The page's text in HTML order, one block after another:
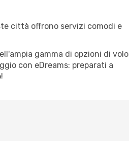
città offrono servizi comodi e
gamma di opzioni di volo
con eDreams: preparati a